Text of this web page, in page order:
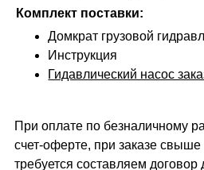
Комплект поставки:
Домкрат грузовой
Инструкция
Гидавлический насос
При оплате по безналичному
счет-оферте, при заказе
требуется составляем